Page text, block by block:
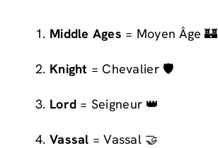
Middle Ages = Moyen Âge 🏰
Knight = Chevalier 🛡️
Lord = Seigneur 👑
Vassal = Vassal 🤝